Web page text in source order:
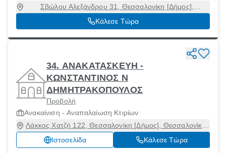
Σβώλου Αλεξάνδρου 31, Θεσσαλονίκη [Δήμος],
Θεσσαλονίκη, 54622
Κάλεσε Τώρα
34. ΑΝΑΚΑΤΑΣΚΕΥΗ -
ΚΩΝΣΤΑΝΤΙΝΟΣ Ν
ΔΗΜΗΤΡΑΚΟΠΟΥΛΟΣ
Προβολή
Ανακαίνιση - Αναπαλαίωση Κτιρίων
Λάκκος Χατζή 122, Θεσσαλονίκη [Δήμος], Θεσσαλονίκη,
19300
Ιστοσελίδα Κάλεσε Τώρα